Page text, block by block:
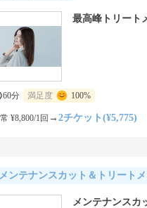
最高峰トリート
60分 満足度 100%
¥8,800/1回 → 2チケット(¥5,775)
ンテナンスカット＆トリートメ
メンテナンスカ